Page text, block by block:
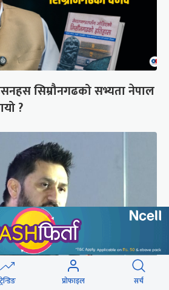
सिम्रौनगढको सभ्यता नेपाल
?
ट्रेन्डिङ प्रोफाइल सर्च